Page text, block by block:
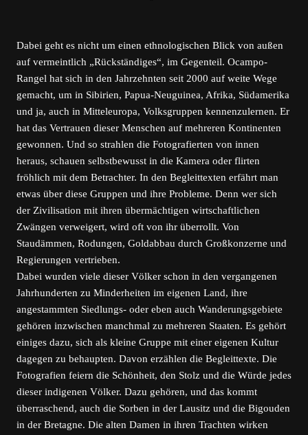
Dabei geht es nicht um einen ethnologischen Blick von außen
auf vermeintlich „Rückständiges“, im Gegenteil. Ocampo-
Rangel hat sich in den Jahrzehnten seit 2000 auf weite Wege
gemacht, um in Sibirien, Papua-Neuguinea, Afrika, Südamerika
und ja, auch in Mitteleuropa, Volksgruppen kennenzulernen. Er
hat das Vertrauen dieser Menschen auf mehreren Kontinenten
gewonnen. Und so strahlen die Fotografierten von innen
heraus, schauen selbstbewusst in die Kamera oder flirten
fröhlich mit dem Betrachter. In den Begleittexten erfährt man
etwas über diese Gruppen und ihre Probleme. Denn wer sich
der Zivilisation mit ihren übermächtigen wirtschaftlichen
Zwängen verweigert, wird oft von ihr überrollt. Von
Staudämmen, Rodungen, Goldabbau durch Großkonzerne und
Regierungen vertrieben.
Dabei wurden viele dieser Völker schon in den vergangenen
Jahrhunderten zu Minderheiten im eigenen Land, ihre
angestammten Siedlungs- oder eben auch Wanderungsgebiete
gehören inzwischen manchmal zu mehreren Staaten. Es gehört
einiges dazu, sich als kleine Gruppe mit einer eigenen Kultur
dagegen zu behaupten. Davon erzählen die Begleittexte. Die
Fotografien feiern die Schönheit, den Stolz und die Würde jedes
dieser indigenen Völker. Dazu gehören, und das kommt
überraschend, auch die Sorben in der Lausitz und die Bigouden
in der Bretagne. Die alten Damen in ihren Trachten wirken